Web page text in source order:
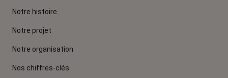
Notre histoire
Notre projet
Notre organisation
Nos chiffres-clés